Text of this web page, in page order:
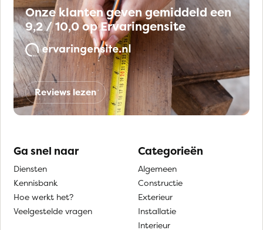
Onze klanten geven gemiddeld een
9,2 / 10,0 op Ervaringensite
Reviews lezen
Ga snel naar
Diensten
Kennisbank
Hoe werkt het?
Veelgestelde vragen
Categorieën
Algemeen
Constructie
Exterieur
Installatie
Interieur